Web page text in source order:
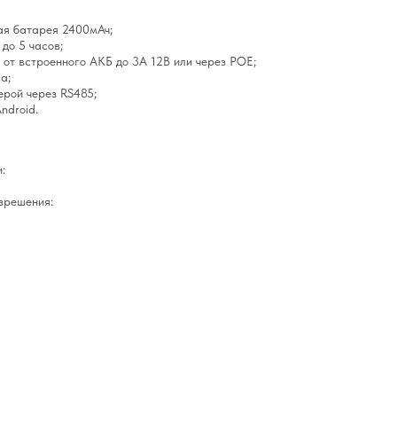
батарея 2400мАч;
5 часов;
встроенного АКБ до 3А 12В или через POE;
через RS485;